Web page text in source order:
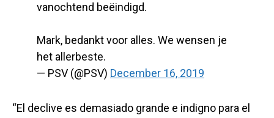
vanochtend beëindigd.
Mark, bedankt voor alles. We wensen je
het allerbeste.
— PSV (@PSV) December 16, 2019
“El declive es demasiado grande e indigno para el